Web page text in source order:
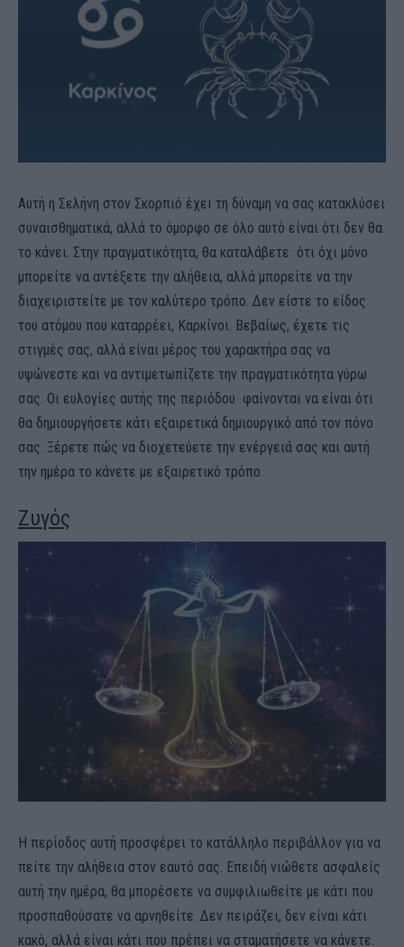
Αυτή η Σελήνη στον Σκορπιό έχει τη δύναμη να σας κατακλύσει
συναισθηματικά, αλλά το όμορφο σε όλο αυτό είναι ότι δεν θα
το κάνει. Στην πραγματικότητα, θα καταλάβετε ότι όχι μόνο
μπορείτε να αντέξετε την αλήθεια, αλλά μπορείτε να την
διαχειριστείτε με τον καλύτερο τρόπο. Δεν είστε το είδος
του ατόμου που καταρρέει, Καρκίνοι. Βεβαίως, έχετε τις
στιγμές σας, αλλά είναι μέρος του χαρακτήρα σας να
υψώνεστε και να αντιμετωπίζετε την πραγματικότητα γύρω
σας. Οι ευλογίες αυτής της περιόδου φαίνονται να είναι ότι
θα δημιουργήσετε κάτι εξαιρετικά δημιουργικό από τον πόνο
σας. Ξέρετε πώς να διοχετεύετε την ενέργειά σας και αυτή
την ημέρα το κάνετε με εξαιρετικό τρόπο.
Ζυγός
Η περίοδος αυτή προσφέρει το κατάλληλο περιβάλλον για να
πείτε την αλήθεια στον εαυτό σας. Επειδή νιώθετε ασφαλείς
αυτή την ημέρα, θα μπορέσετε να συμφιλιωθείτε με κάτι που
προσπαθούσατε να αρνηθείτε. Δεν πειράζει, δεν είναι κάτι
κακό, αλλά είναι κάτι που πρέπει να σταματήσετε να κάνετε.